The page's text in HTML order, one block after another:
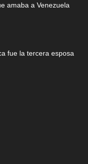
amaba a Venezuela
fue la tercera esposa